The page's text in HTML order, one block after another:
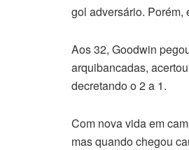
gol adversário. Porém,
Aos 32, Goodwin
arquibancadas,
decretando o 2 a 1.
Com nova vida em
mas quando chegou